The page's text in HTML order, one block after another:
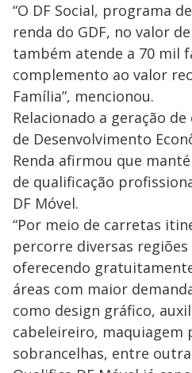
“O DF Social, programa
renda do GDF, no valor
também atende a 70 mil
complemento ao valor
Família”, mencionou.
Relacionado a geração
de Desenvolvimento
Renda afirmou que
de qualificação
DF Móvel.
“Por meio de carretas
percorre diversas
oferecendo
áreas com maior
como design gráfico,
cabeleireiro, maquiagem
sobrancelhas, entre